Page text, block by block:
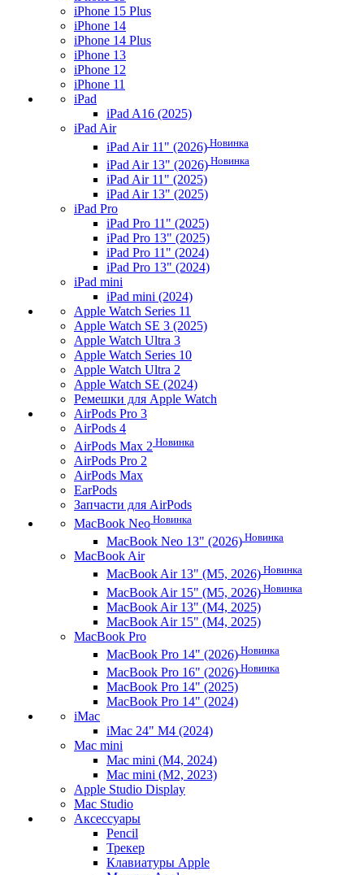
iPhone 15 Plus
iPhone 14
iPhone 14 Plus
iPhone 13
iPhone 12
iPhone 11
iPad
iPad A16 (2025)
iPad Air
iPad Air 11" (2026) Новинка
iPad Air 13" (2026) Новинка
iPad Air 11" (2025)
iPad Air 13" (2025)
iPad Pro
iPad Pro 11" (2025)
iPad Pro 13" (2025)
iPad Pro 11" (2024)
iPad Pro 13" (2024)
iPad mini
iPad mini (2024)
Apple Watch Series 11
Apple Watch SE 3 (2025)
Apple Watch Ultra 3
Apple Watch Series 10
Apple Watch Ultra 2
Apple Watch SE (2024)
Ремешки для Apple Watch
AirPods Pro 3
AirPods 4
AirPods Max 2 Новинка
AirPods Pro 2
AirPods Max
EarPods
Запчасти для AirPods
MacBook Neo Новинка
MacBook Neo 13" (2026) Новинка
MacBook Air
MacBook Air 13" (M5, 2026) Новинка
MacBook Air 15" (M5, 2026) Новинка
MacBook Air 13" (M4, 2025)
MacBook Air 15" (M4, 2025)
MacBook Pro
MacBook Pro 14" (2026) Новинка
MacBook Pro 16" (2026) Новинка
MacBook Pro 14" (2025)
MacBook Pro 14" (2024)
iMac
iMac 24" M4 (2024)
Mac mini
Mac mini (M4, 2024)
Mac mini (M2, 2023)
Apple Studio Display
Mac Studio
Аксессуары
Pencil
Трекер
Клавиатуры Apple